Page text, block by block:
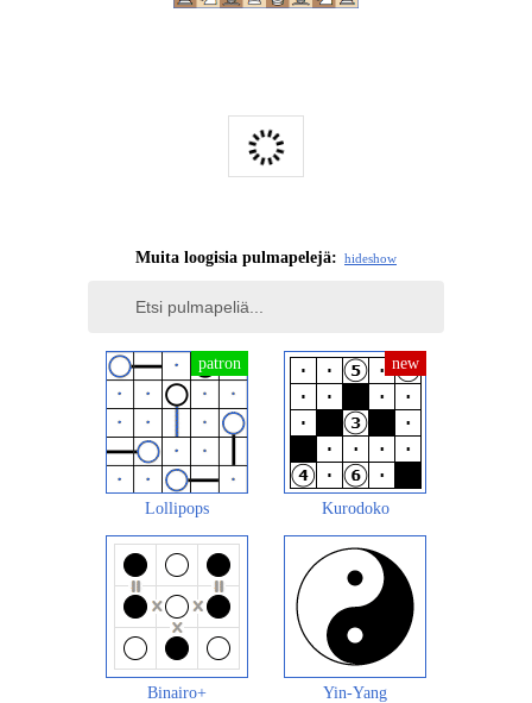
Muita loogisia pulmapelejä: hideshow
Lollipops Kurodoko
Binairo+ Yin-Yang